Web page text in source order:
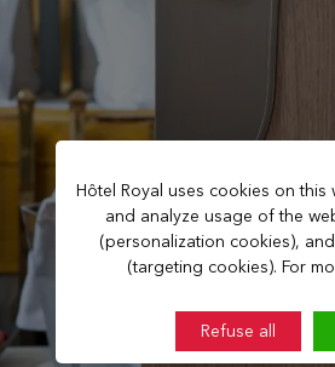
Hôtel Royal uses cookies on
and analyze usage of the
(personalization cookies),
(targeting cookies). For
Refuse all